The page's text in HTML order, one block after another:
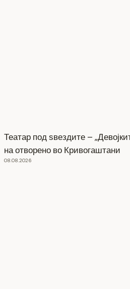
Театар под ѕвездите –
на отворено во Кривогаштани
08.08.2026